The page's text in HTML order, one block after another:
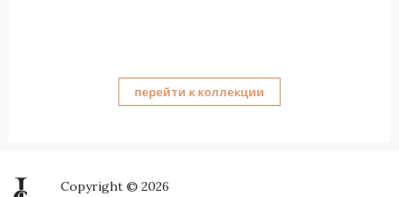
перейти к коллекции
Copyright © 2026